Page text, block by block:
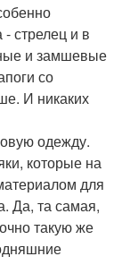
стрелец и в
и замшевые
со
И никаких
одежду.
которые на
для
Да, та самая,
такую же